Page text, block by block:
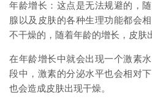
年龄增长：这点是无法规避的，
腺以及皮肤的各种生理功能都会
不干燥的，随着年龄的增长，皮肤
在年龄增长中就会出现一个激素
段中，激素的分泌水平也会相对
也会造成皮肤出现干燥。